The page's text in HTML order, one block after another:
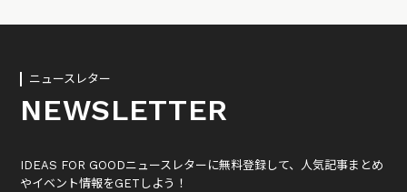
ニュースレター
NEWSLETTER
IDEAS FOR GOODニュースレターに無料登録して、人気記事まとめ
やイベント情報をGETしよう！